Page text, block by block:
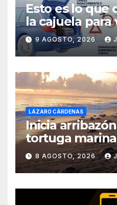
Esto es lo que
la cajuela para
por carretera
9 AGOSTO, 2026
LÁZARO CÁRDENAS
Inicia
tortuga
Michoacán
8 AGOSTO, 2026